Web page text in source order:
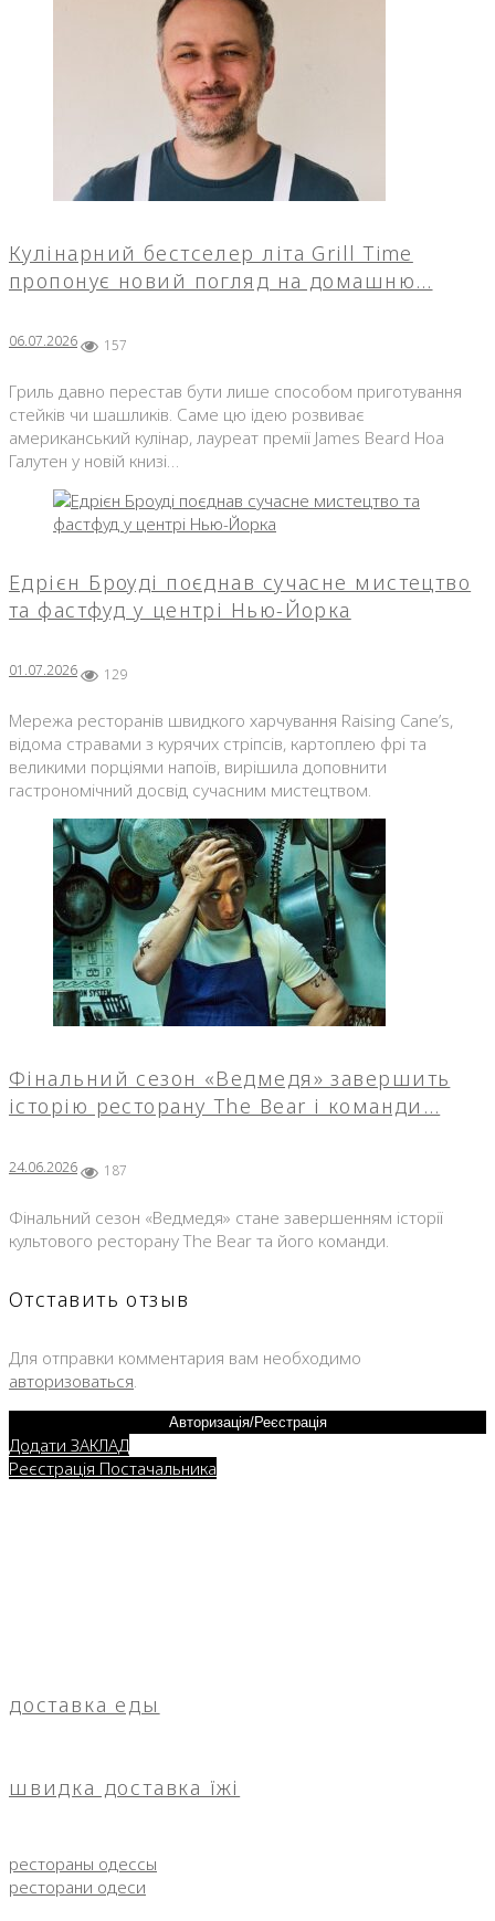
Кулінарний бестселер літа Grill Time
пропонує новий погляд на домашню…
06.07.2026 157
Гриль давно перестав бути лише способом приготування
стейків чи шашликів. Саме цю ідею розвиває
американський кулінар, лауреат премії James Beard Ноа
Галутен у новій книзі…
Едрієн Броуді поєднав сучасне мистецтво
та фастфуд у центрі Нью-Йорка
01.07.2026 129
Мережа ресторанів швидкого харчування Raising Cane’s,
відома стравами з курячих стріпсів, картоплею фрі та
великими порціями напоїв, вирішила доповнити
гастрономічний досвід сучасним мистецтвом.
Фінальний сезон «Ведмедя» завершить
історію ресторану The Bear і команди…
24.06.2026 187
Фінальний сезон «Ведмедя» стане завершенням історії
культового ресторану The Bear та його команди.
Отставить отзыв
Для отправки комментария вам необходимо
авторизоваться
Авторизація/Реєстрація
Додати ЗАКЛАД
Реєстрація Постачальника
доставка еды
швидка доставка їжі
рестораны одессы
ресторани одеси